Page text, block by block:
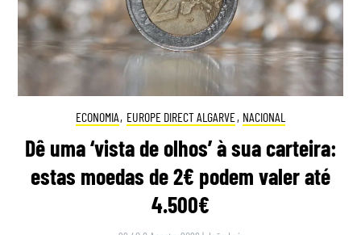
ECONOMIA, EUROPE DIRECT ALGARVE, NACIONAL
Dê uma ‘vista de olhos’ à sua carteira:
estas moedas de 2€ podem valer até
4.500€